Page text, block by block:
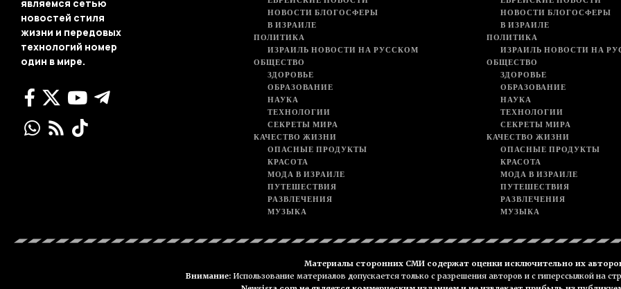
являемся сетью
новостей стиля
жизни и передовых
технологий номер
один в мире.
НОВОСТИ БЛОГОСФЕРЫ
В ИЗРАИЛЕ
ПОЛИТИКА
ИЗРАИЛЬ НОВОСТИ НА РУССКОМ
ОБЩЕСТВО
ЗДОРОВЬЕ
ОБРАЗОВАНИЕ
НАУКА
ТЕХНОЛОГИИ
СЕКРЕТЫ МИРА
КАЧЕСТВО ЖИЗНИ
ОПАСНЫЕ ПРОДУКТЫ
КРАСОТА
МОДА В ИЗРАИЛЕ
ПУТЕШЕСТВИЯ
РАЗВЛЕЧЕНИЯ
МУЗЫКА
НОВОСТИ БЛОГОСФЕРЫ
В ИЗРАИЛЕ
ПОЛИТИКА
ИЗРАИЛЬ НОВОСТИ НА
ОБЩЕСТВО
ЗДОРОВЬЕ
ОБРАЗОВАНИЕ
НАУКА
ТЕХНОЛОГИИ
СЕКРЕТЫ МИРА
КАЧЕСТВО ЖИЗНИ
ОПАСНЫЕ ПРОДУКТЫ
КРАСОТА
МОДА В ИЗРАИЛЕ
ПУТЕШЕСТВИЯ
РАЗВЛЕЧЕНИЯ
МУЗЫКА
Материалы сторонних СМИ содержат оценки исключительно их
Внимание:Использование материалов допускается только с разрешения авторов и с гиперссылкой на